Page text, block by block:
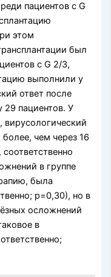
пациентов с G
этом
был
с G 2/3,
выполнили у
ответ после
29 пациентов. У
вирусологический
чем через 16
в группе
была
р=0,30), но в
осложнений
в